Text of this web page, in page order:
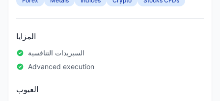
المزايا
السبريدات التنافسية
Advanced execution
العيوب